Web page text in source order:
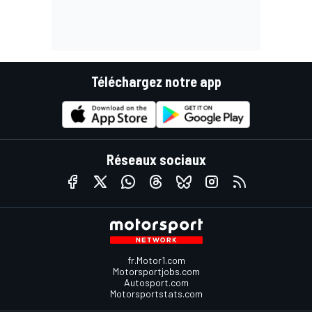
Téléchargez notre app
Réseaux sociaux
fr.Motor1.com
Motorsportjobs.com
Autosport.com
Motorsportstats.com